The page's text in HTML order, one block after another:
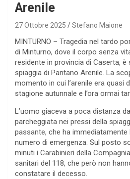
Arenile
27 Ottobre 2025 Stefano Maione
MINTURNO – Tragedia nel tardo
di Minturno, dove il corpo senza
residente in provincia di Caserta,
spiaggia di Pantano Arenile. La
momento in cui l’arenile era quasi
stagione autunnale e l’ora ormai
L’uomo giaceva a poca distanza
parcheggiata nei pressi della
passante, che ha immediatamente
numero di emergenza. Sul posto
minuti i Carabinieri della
sanitari del 118, che però non
constatare il decesso.